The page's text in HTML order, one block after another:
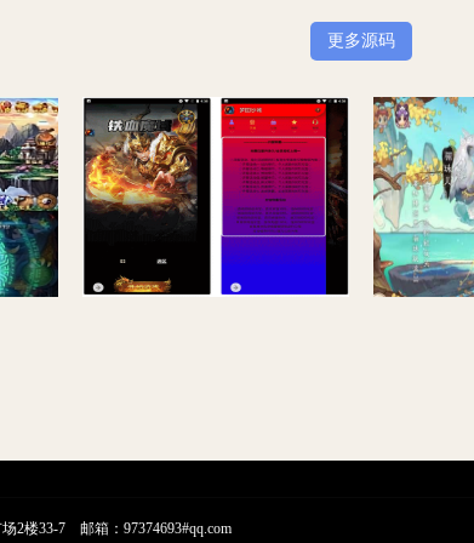
更多源码
2楼33-7 邮箱：97374693#qq.com